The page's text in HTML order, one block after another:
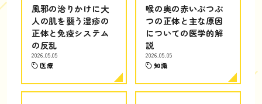
風邪の治りかけに大
人の肌を襲う湿疹の
正体と免疫システム
の反乱
2026.05.05
医療
喉の奥の赤いぶつぶ
つの正体と主な原因
についての医学的解
説
2026.05.05
知識